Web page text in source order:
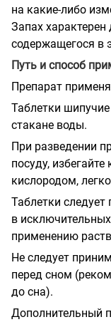
на какие-либо
Запах
содержащегося в
Путь и способ
Препарат
Таблетки
стакане воды.
При разведении
посуду,
кислородом,
Таблетки следует
в
применению
Не следует
перед сном
до сна).
Дополнительный